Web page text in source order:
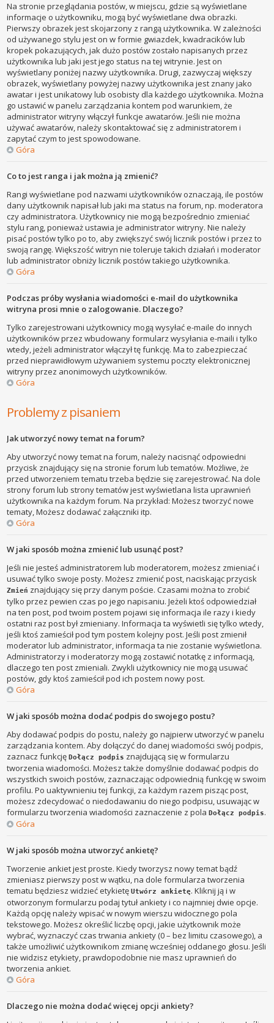
Na stronie przeglądania postów, w miejscu, gdzie są wyświetlane
informacje o użytkowniku, mogą być wyświetlane dwa obrazki.
Pierwszy obrazek jest skojarzony z rangą użytkownika. W zależności
od używanego stylu jest on w formie gwiazdek, kwadracików lub
kropek pokazujących, jak dużo postów zostało napisanych przez
użytkownika lub jaki jest jego status na tej witrynie. Jest on
wyświetlany poniżej nazwy użytkownika. Drugi, zazwyczaj większy
obrazek, wyświetlany powyżej nazwy użytkownika jest znany jako
awatar i jest unikatowy lub osobisty dla każdego użytkownika. Można
go ustawić w panelu zarządzania kontem pod warunkiem, że
administrator witryny włączył funkcje awatarów. Jeśli nie można
używać awatarów, należy skontaktować się z administratorem i
zapytać czym to jest spowodowane.
Góra
Co to jest ranga i jak można ją zmienić?
Rangi wyświetlane pod nazwami użytkowników oznaczają, ile postów
dany użytkownik napisał lub jaki ma status na forum, np. moderatora
czy administratora. Użytkownicy nie mogą bezpośrednio zmieniać
stylu rang, ponieważ ustawia je administrator witryny. Nie należy
pisać postów tylko po to, aby zwiększyć swój licznik postów i przez to
swoją rangę. Większość witryn nie toleruje takich działań i moderator
lub administrator obniży licznik postów takiego użytkownika.
Góra
Podczas próby wysłania wiadomości e-mail do użytkownika
witryna prosi mnie o zalogowanie. Dlaczego?
Tylko zarejestrowani użytkownicy mogą wysyłać e-maile do innych
użytkowników przez wbudowany formularz wysyłania e-maili i tylko
wtedy, jeżeli administrator włączył tę funkcję. Ma to zabezpieczać
przed nieprawidłowym używaniem systemu poczty elektronicznej
witryny przez anonimowych użytkowników.
Góra
Problemy z pisaniem
Jak utworzyć nowy temat na forum?
Aby utworzyć nowy temat na forum, należy nacisnąć odpowiedni
przycisk znajdujący się na stronie forum lub tematów. Możliwe, że
przed utworzeniem tematu trzeba będzie się zarejestrować. Na dole
strony forum lub strony tematów jest wyświetlana lista uprawnień
użytkownika na każdym forum. Na przykład: Możesz tworzyć nowe
tematy, Możesz dodawać załączniki itp.
Góra
W jaki sposób można zmienić lub usunąć post?
Jeśli nie jesteś administratorem lub moderatorem, możesz zmieniać i
usuwać tylko swoje posty. Możesz zmienić post, naciskając przycisk
Zmień znajdujący się przy danym poście. Czasami można to zrobić
tylko przez pewien czas po jego napisaniu. Jeżeli ktoś odpowiedział
na ten post, pod twoim postem pojawi się informacja ile razy i kiedy
ostatni raz post był zmieniany. Informacja ta wyświetli się tylko wtedy,
jeśli ktoś zamieścił pod tym postem kolejny post. Jeśli post zmienił
moderator lub administrator, informacja ta nie zostanie wyświetlona.
Administratorzy i moderatorzy mogą zostawić notatkę z informacją,
dlaczego ten post zmieniali. Zwykli użytkownicy nie mogą usuwać
postów, gdy ktoś zamieścił pod ich postem nowy post.
Góra
W jaki sposób można dodać podpis do swojego postu?
Aby dodawać podpis do postu, należy go najpierw utworzyć w panelu
zarządzania kontem. Aby dołączyć do danej wiadomości swój podpis,
zaznacz funkcjęDołącz podpis znajdującą się w formularzu
tworzenia wiadomości. Możesz także domyślnie dodawać podpis do
wszystkich swoich postów, zaznaczając odpowiednią funkcję w swoim
profilu. Po uaktywnieniu tej funkcji, za każdym razem pisząc post,
możesz zdecydować o niedodawaniu do niego podpisu, usuwając w
formularzu tworzenia wiadomości zaznaczenie z polaDołącz podpis.
Góra
W jaki sposób można utworzyć ankietę?
Tworzenie ankiet jest proste. Kiedy tworzysz nowy temat bądź
zmieniasz pierwszy post w wątku, na dole formularza tworzenia
tematu będziesz widzieć etykietęUtwórz ankietę. Kliknij ją i w
otworzonym formularzu podaj tytuł ankiety i co najmniej dwie opcje.
Każdą opcję należy wpisać w nowym wierszu widocznego pola
tekstowego. Możesz określić liczbę opcji, jakie użytkownik może
wybrać, wyznaczyć czas trwania ankiety (0 – bez limitu czasowego), a
także umożliwić użytkownikom zmianę wcześniej oddanego głosu. Jeśli
nie widzisz etykiety, prawdopodobnie nie masz uprawnień do
tworzenia ankiet.
Góra
Dlaczego nie można dodać więcej opcji ankiety?